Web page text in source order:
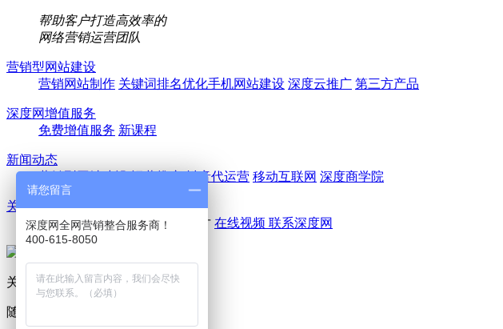
帮助客户打造高效率的
网络营销运营团队
营销型网站建设
营销网站制作 关键词排名优化手机网站建设 深度云推广 第三方产品
深度网增值服务
免费增值服务 新课程
新闻动态
抖音代运营 移动互联网 深度商学院
关于深度网
走进深度网 公司团队 诚聘英才 在线视频 联系深度网
关注深度网官方微信
随时随地学习
请您留言
深度网全网营销整合服务商！
400-615-8050